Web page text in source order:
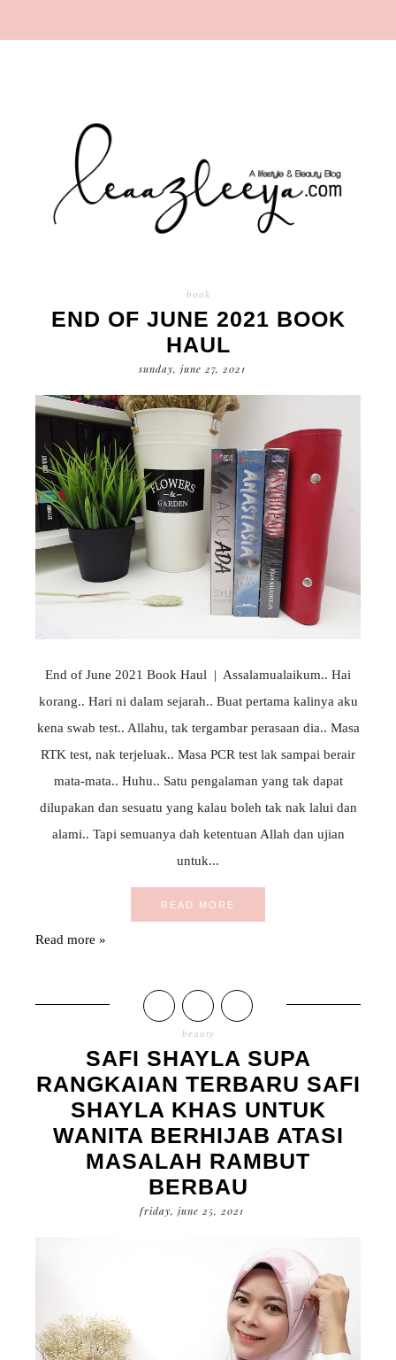
book
END OF JUNE 2021 BOOK
HAUL
sunday, june 27, 2021
End of June 2021 Book Haul | Assalamualaikum.. Hai
korang.. Hari ni dalam sejarah.. Buat pertama kalinya aku
kena swab test.. Allahu, tak tergambar perasaan dia.. Masa
RTK test, nak terjeluak.. Masa PCR test lak sampai berair
mata-mata.. Huhu.. Satu pengalaman yang tak dapat
dilupakan dan sesuatu yang kalau boleh tak nak lalui dan
alami.. Tapi semuanya dah ketentuan Allah dan ujian
untuk...
READ MORE
Read more »
beauty
SAFI SHAYLA SUPA
RANGKAIAN TERBARU SAFI
SHAYLA KHAS UNTUK
WANITA BERHIJAB ATASI
MASALAH RAMBUT
BERBAU
friday, june 25, 2021